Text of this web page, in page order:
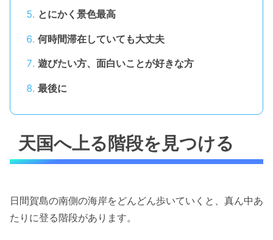
とにかく景色最高
何時間滞在していても大丈夫
遊びたい方、面白いことが好きな方
最後に
天国へ上る階段を見つける
日間賀島の南側の海岸をどんどん歩いていくと、真ん中あ
たりに登る階段があります。